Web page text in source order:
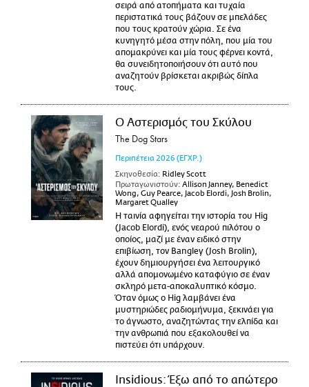
σειρά από ατοπήματα και τυχαία
περιστατικά τους βάζουν σε μπελάδες
που τους κρατούν χώρια. Σε ένα
κυνηγητό μέσα στην πόλη, που μία του
απομακρύνει και μία τους φέρνει κοντά,
θα συνειδητοποιήσουν ότι αυτό που
αναζητούν βρίσκεται ακριβώς δίπλα
τους.
Ο Αστερισμός του Σκύλου
The Dog Stars
Περιπέτεια 2026 (ΕΓΧΡ.)
Σκηνοθεσία: Ridley Scott
Πρωταγωνιστούν: Allison Janney, Benedict
Wong, Guy Pearce, Jacob Elordi, Josh Brolin,
Margaret Qualley
Η ταινία αφηγείται την ιστορία του Hig
(Jacob Elordi), ενός νεαρού πιλότου ο
οποίος, μαζί με έναν ειδικό στην
επιβίωση, τον Bangley (Josh Brolin),
έχουν δημιουργήσει ένα λειτουργικό
αλλά απομονωμένο καταφύγιο σε έναν
σκληρό μετα-αποκαλυπτικό κόσμο.
Όταν όμως ο Hig λαμβάνει ένα
μυστηριώδες ραδιομήνυμα, ξεκινάει για
το άγνωστο, αναζητώντας την ελπίδα και
την ανθρωπιά που εξακολουθεί να
πιστεύει ότι υπάρχουν.
Insidious: Έξω από το απώτερο